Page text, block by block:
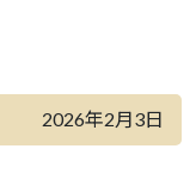
2026年2月3日